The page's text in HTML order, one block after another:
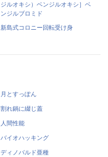
ジルオキシ）ベンジルオキシ］ベ
ンジルブロミド
新島式コロニー回転受け身
月とすっぽん
割れ鍋に綴じ蓋
人間性能
バイオハッキング
ディノバルド亜種